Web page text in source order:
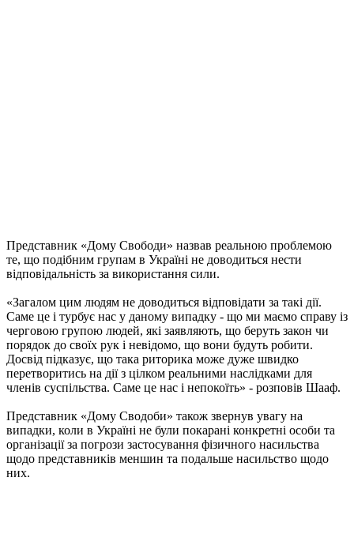
Представник «Дому Свободи» назвав реальною проблемою
те, що подібним групам в Україні не доводиться нести
відповідальність за використання сили.
«Загалом цим людям не доводиться відповідати за такі дії.
Саме це і турбує нас у даному випадку - що ми маємо справу із
черговою групою людей, які заявляють, що беруть закон чи
порядок до своїх рук і невідомо, що вони будуть робити.
Досвід підказує, що така риторика може дуже швидко
перетворитись на дії з цілком реальними наслідками для
членів суспільства. Саме це нас і непокоїть» - розповів Шааф.
Представник «Дому Сводоби» також звернув увагу на
випадки, коли в Україні не були покарані конкретні особи та
організації за погрози застосування фізичного насильства
щодо представників меншин та подальше насильство щодо
них.